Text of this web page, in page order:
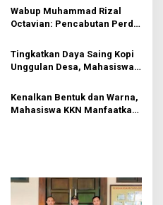
Lewat Senam Sehat dan
Pemantapan Program
Wabup Muhammad Rizal
Octavian: Pencabutan Perda
Mojokerto
Tingkatkan Daya Saing Kopi
Unggulan Desa, Mahasiswa
Fungsional di Rejosari
Kenalkan Bentuk dan Warna,
Mahasiswa KKN Manfaatkan